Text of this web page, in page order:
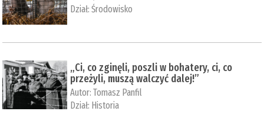
Dział:Środowisko
„Ci, co zginęli, poszli w bohatery, ci, co
przeżyli, muszą walczyć dalej!”
Autor:Tomasz Panfil
Dział: Historia